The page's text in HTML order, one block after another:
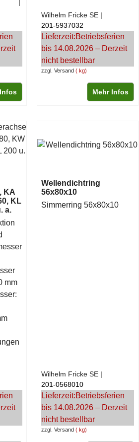
zzgl. Versand kg
Wilhelm Fricke SE
201-5937032
Lieferzeit:Betriebsferien
bis 14.08.2026 – Derzeit
nicht bestellbar
Mehr Infos
KA
KL
a.
mm
Wellendichtring
56x80x10
Simmerring 56x80x10
zzgl. Versand kg
Wilhelm Fricke SE
201-0568010
Lieferzeit:Betriebsferien
bis 14.08.2026 – Derzeit
nicht bestellbar